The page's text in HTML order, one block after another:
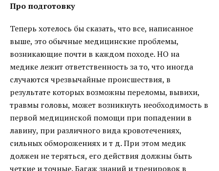
Про подготовку
Теперь хотелось бы сказать, что все, написанное
выше, это обычные медицинские проблемы,
возникающие почти в каждом походе. НО на
медике лежит ответственность за то, что иногда
случаются чрезвычайные происшествия, в
результате которых возможны переломы, вывихи,
травмы головы, может возникнуть необходимость в
первой медицинской помощи при попадении в
лавину, при различного вида кровотечениях,
сильных обморожениях и т д. При этом медик
должен не теряться, его действия должны быть
четкие и точные. Багаж знаний и тренировок в